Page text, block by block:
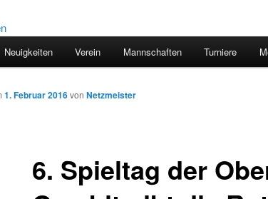
Neuigkeiten Verein Mannschaften Turniere
6. Spieltag der
1. Februar 2016von Netzmeister